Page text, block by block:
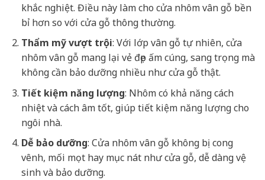
khắc nghiệt. Điều này làm cho cửa nhôm vân gỗ bền
bỉ hơn so với cửa gỗ thông thường.
Thẩm mỹ vượt trội: Với lớp vân gỗ tự nhiên, cửa
nhôm vân gỗ mang lại vẻ đẹp ấm cúng, sang trọng mà
không cần bảo dưỡng nhiều như cửa gỗ thật.
Tiết kiệm năng lượng: Nhôm có khả năng cách
nhiệt và cách âm tốt, giúp tiết kiệm năng lượng cho
ngôi nhà.
Dễ bảo dưỡng: Cửa nhôm vân gỗ không bị cong
vênh, mối mọt hay mục nát như cửa gỗ, dễ dàng vệ
sinh và bảo dưỡng.